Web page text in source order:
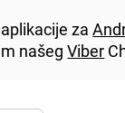
za
našegViber